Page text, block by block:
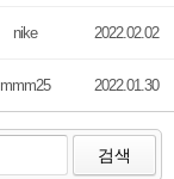
nike 2022.02.02
mmm25 2022.01.30
검색